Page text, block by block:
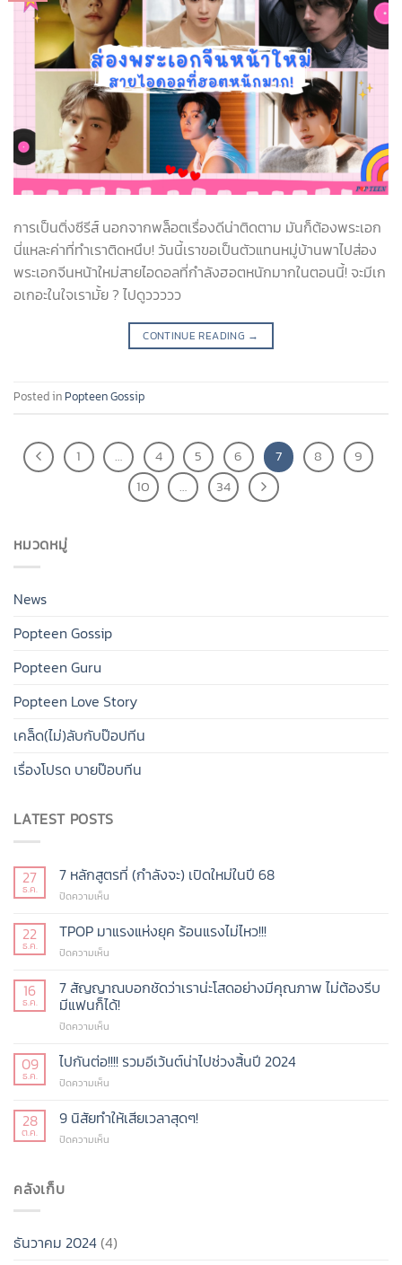
การเป็นติ่งซีรีส์ นอกจากพล็อตเรื่องดีน่าติดตาม มันก็ต้องพระเอก
นี่แหละค่าที่ทำเราติดหนึบ! วันนี้เราขอเป็นตัวแทนหมู่บ้านพาไปส่อง
พระเอกจีนหน้าใหม่สายไอดอลที่กำลังฮอตหนักมากในตอนนี้! จะมีเก
อเกอะในใจเรามั้ย ? ไปดูววววว
CONTINUE READING →
Posted in Popteen Gossip
1 … 4 5 6 7 8
9
10
… 34
หมวดหมู่
News
Popteen Gossip
Popteen Guru
Popteen Love Story
เคล็ด(ไม่)ลับกับป๊อปทีน
เรื่องโปรด บายป๊อบทีน
LATEST POSTS
27
ธ.ค.
7 หลักสูตรที่ (กำลังจะ) เปิดใหม่ในปี 68
ปิดความเห็น
หลักสูตร
ที่
เปิด
ใหม่
22
ธ.ค.
TPOP มาแรงแห่งยุค ร้อนแรงไม่ไหว!!!
ปิดความเห็น
มา
แรง
แห่ง
แรง
16
ธ.ค.
7 สัญญาณบอกชัดว่าเราน่ะโสดอย่างมีคุณภาพ ไม่ต้องรีบ
มีแฟนก็ได้!
ปิดความเห็น
สัญญาณ
บอก
เรา
รีบ
มี
09
ธ.ค.
ไปกันต่อ!!!! รวมอีเว้นต์น่าไปช่วงสิ้นปี 2024
ปิดความเห็น
กัน
ต่อ!!!!
สิ้น
28
ต.ค.
9 นิสัยทำให้เสียเวลาสุดๆ!
ปิดความเห็น
คลังเก็บ
ธันวาคม 2024(4)